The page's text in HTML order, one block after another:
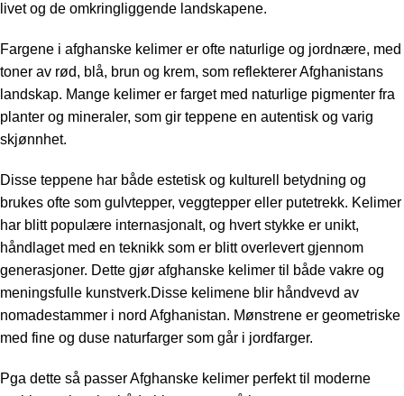
livet og de omkringliggende landskapene.
Fargene i afghanske kelimer er ofte naturlige og jordnære, med
toner av rød, blå, brun og krem, som reflekterer Afghanistans
landskap. Mange kelimer er farget med naturlige pigmenter fra
planter og mineraler, som gir teppene en autentisk og varig
skjønnhet.
Disse teppene har både estetisk og kulturell betydning og
brukes ofte som gulvtepper, veggtepper eller putetrekk. Kelimer
har blitt populære internasjonalt, og hvert stykke er unikt,
håndlaget med en teknikk som er blitt overlevert gjennom
generasjoner. Dette gjør afghanske kelimer til både vakre og
meningsfulle kunstverk.Disse kelimene blir håndvevd av
nomadestammer i nord Afghanistan. Mønstrene er geometriske
med fine og duse naturfarger som går i jordfarger.
Pga dette så passer Afghanske kelimer perfekt til moderne